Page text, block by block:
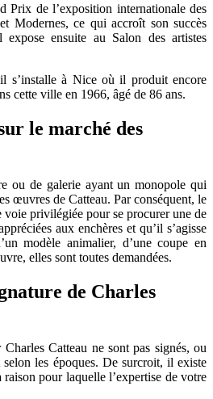
Prix de l’exposition internationale des
Modernes, ce qui accroît son succès
ensuite au Salon des artistes
s’installe à Nice où il produit encore
cette ville en 1966, âgé de 86 ans.
le marché des
ou de galerie ayant un monopole qui
œuvres de Catteau. Par conséquent, le
voie privilégiée pour se procurer une de
aux enchères et qu’il s’agisse
modèle animalier, d’une coupe en
elles sont toutes demandées.
de Charles
Catteau ne sont pas signés, ou
les époques. De surcroit, il existe
raison pour laquelle l’expertise de votre